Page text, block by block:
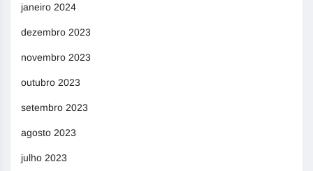
janeiro 2024
dezembro 2023
novembro 2023
outubro 2023
setembro 2023
agosto 2023
julho 2023